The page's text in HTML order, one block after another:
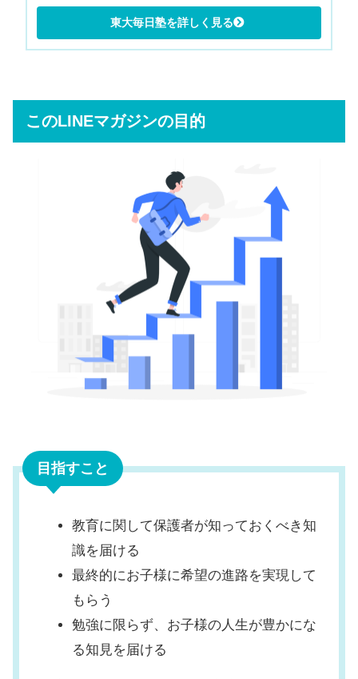
このLINEマガジンの目的
目指すこと
教育に関して保護者が知っておくべき知
識を届ける
最終的にお子様に希望の進路を実現して
もらう
勉強に限らず、お子様の人生が豊かにな
る知見を届ける